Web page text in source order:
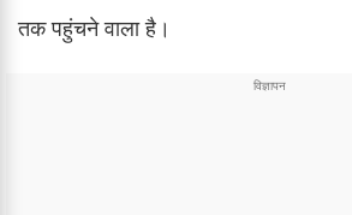
तक पहुंचने वाला है।